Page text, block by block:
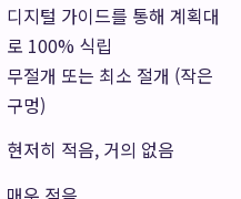
디지털 가이드를 통해 계획대
로 100% 식립
무절개 또는 최소 절개 (작은
구멍)
현저히 적음, 거의 없음